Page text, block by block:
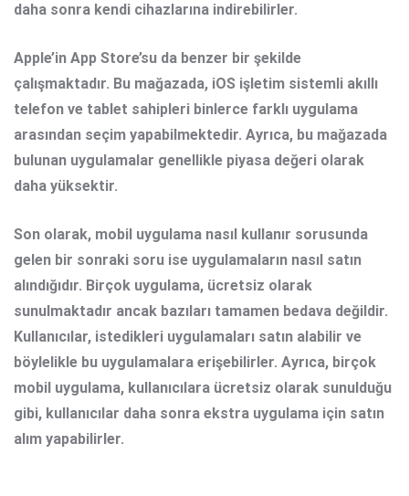
daha sonra kendi cihazlarına indirebilirler.
Apple’in App Store’su da benzer bir şekilde
çalışmaktadır. Bu mağazada, iOS işletim sistemli akıllı
telefon ve tablet sahipleri binlerce farklı uygulama
arasından seçim yapabilmektedir. Ayrıca, bu mağazada
bulunan uygulamalar genellikle piyasa değeri olarak
daha yüksektir.
Son olarak, mobil uygulama nasıl kullanır sorusunda
gelen bir sonraki soru ise uygulamaların nasıl satın
alındığıdır. Birçok uygulama, ücretsiz olarak
sunulmaktadır ancak bazıları tamamen bedava değildir.
Kullanıcılar, istedikleri uygulamaları satın alabilir ve
böylelikle bu uygulamalara erişebilirler. Ayrıca, birçok
mobil uygulama, kullanıcılara ücretsiz olarak sunulduğu
gibi, kullanıcılar daha sonra ekstra uygulama için satın
alım yapabilirler.